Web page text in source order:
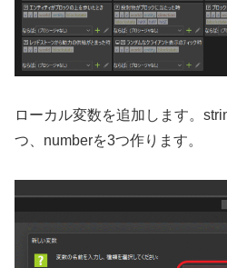
ローカル変数を追加します。
つ、numberを3つ作ります。